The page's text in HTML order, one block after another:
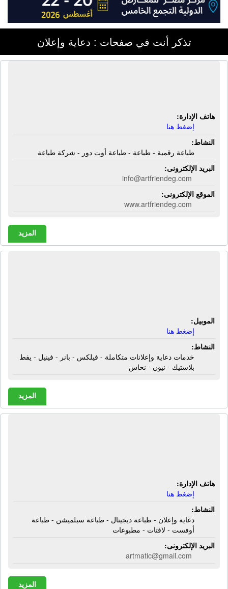
تذكر أنت في صفحات : دعاية وإعلان
هاتف الإدارة:
إضغط هنا
النشاط:
طباعة رقمية - طباعة - طباعة أوت دور - شركة طباعة
البريد الإلكترونى:
info@artfriendeg.com
الموقع الإلكترونى:
www.artfriendeg.com
المزيد
الموبيل:
إضغط هنا
النشاط:
خدمات دعاية وإعلانات متكاملة - فيلكس - بانر - فينيل - يفط
بلاستيك - نيون - نحاس
المزيد
هاتف الإدارة:
إضغط هنا
النشاط:
دعاية وإعلان - طباعة ديجيتال - طباعة سبلميشن - طباعة
أوفست - لافتات - مطبوعات
البريد الإلكترونى:
artmatic@gmail.com
المزيد